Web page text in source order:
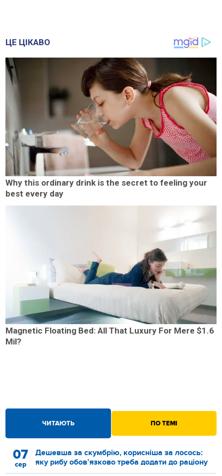
ЧИТАЮТЬ ПО ТЕМІ
07
сер
Дешевша за скумбрію, корисніша за лосось:
яку рибу обов’язково треба додати до раціону
ЦЕ ЦІКАВО
Why this ordinary drink is the secret to feeling your
best every day
Magnetic Floating Bed: All That Luxury For Mere $1.6
Mil?